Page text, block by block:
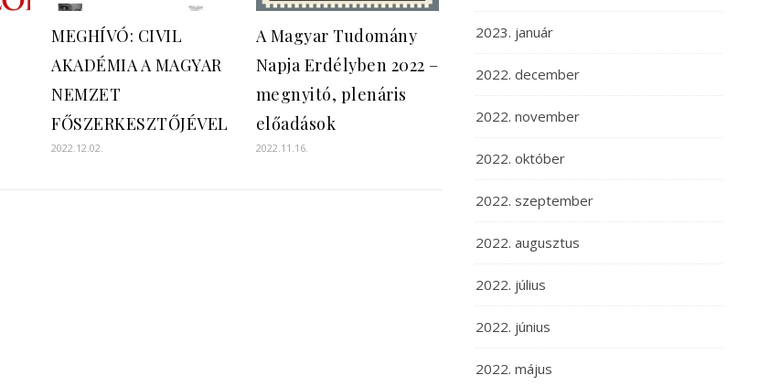
MEGHÍVÓ: CIVIL
AKADÉMIA A MAGYAR
NEMZET
FŐSZERKESZTŐJÉVEL
2022.12.02.
A Magyar Tudomány
Napja Erdélyben 2022 –
megnyitó, plenáris
előadások
2022.11.16.
2023. január
2022. december
2022. november
2022. október
2022. szeptember
2022. augusztus
2022. július
2022. június
2022. május